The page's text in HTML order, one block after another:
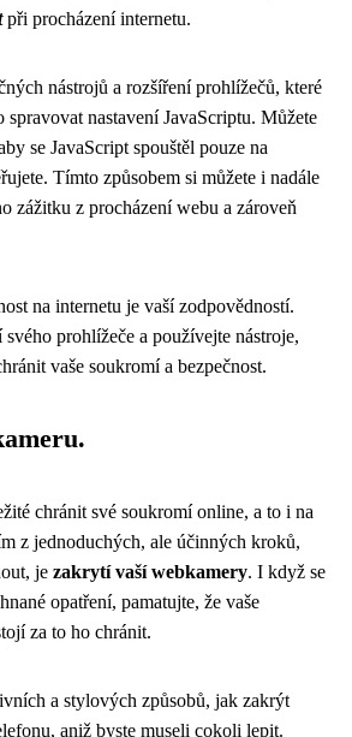
při procházení internetu.
nástrojů a rozšíření prohlížečů, které
spravovat nastavení JavaScriptu. Můžete
se JavaScript spouštěl pouze na
Tímto způsobem si můžete i nadále
zážitku z procházení webu a zároveň
na internetu je vaší zodpovědností.
svého prohlížeče a používejte nástroje,
vaše soukromí a bezpečnost.
chránit své soukromí online, a to i na
z jednoduchých, ale účinných kroků,
je zakrytí vaší webkamery. I když se
opatření, pamatujte, že vaše
za to ho chránit.
a stylových způsobů, jak zakrýt
aniž byste museli cokoli lepit.